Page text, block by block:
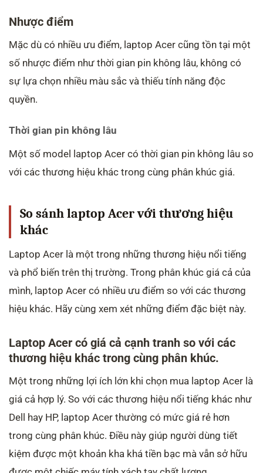
Nhược điểm
Mặc dù có nhiều ưu điểm, laptop Acer cũng tồn tại một
số nhược điểm như thời gian pin không lâu, không có
sự lựa chọn nhiều màu sắc và thiếu tính năng độc
quyền.
Thời gian pin không lâu
Một số model laptop Acer có thời gian pin không lâu so
với các thương hiệu khác trong cùng phân khúc giá.
So sánh laptop Acer với thương hiệu
khác
Laptop Acer là một trong những thương hiệu nổi tiếng
và phổ biến trên thị trường. Trong phân khúc giá cả của
mình, laptop Acer có nhiều ưu điểm so với các thương
hiệu khác. Hãy cùng xem xét những điểm đặc biệt này.
Laptop Acer có giá cả cạnh tranh so với các
thương hiệu khác trong cùng phân khúc.
Một trong những lợi ích lớn khi chọn mua laptop Acer là
giá cả hợp lý. So với các thương hiệu nổi tiếng khác như
Dell hay HP, laptop Acer thường có mức giá rẻ hơn
trong cùng phân khúc. Điều này giúp người dùng tiết
kiệm được một khoản kha khá tiền bạc mà vẫn sở hữu